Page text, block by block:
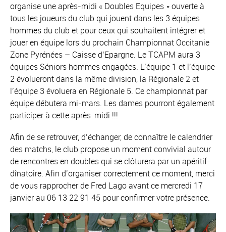
organise une après-midi « Doubles Equipes » ouverte à
tous les joueurs du club qui jouent dans les 3 équipes
hommes du club et pour ceux qui souhaitent intégrer et
jouer en équipe lors du prochain Championnat Occitanie
Zone Pyrénées – Caisse d’Epargne. Le TCAPM aura 3
équipes Séniors hommes engagées. L’équipe 1 et l’équipe
2 évolueront dans la même division, la Régionale 2 et
l’équipe 3 évoluera en Régionale 5. Ce championnat par
équipe débutera mi-mars. Les dames pourront également
participer à cette après-midi !!!
Afin de se retrouver, d’échanger, de connaître le calendrier
des matchs, le club propose un moment convivial autour
de rencontres en doubles qui se clôturera par un apéritif-
dînatoire. Afin d’organiser correctement ce moment, merci
de vous rapprocher de Fred Lago avant ce mercredi 17
janvier au 06 13 22 91 45 pour confirmer votre présence.